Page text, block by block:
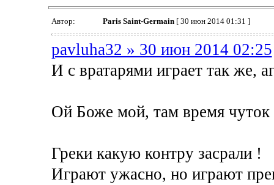
Автор: Paris Saint-Germain[ 30 июн 2014 01:31 ]
pavluha32 » 30 июн 2014 02:25
И с вратарями играет так же,
Ой Боже мой, там время чуток
Греки какую контру засрали !
Играют ужасно, но играют